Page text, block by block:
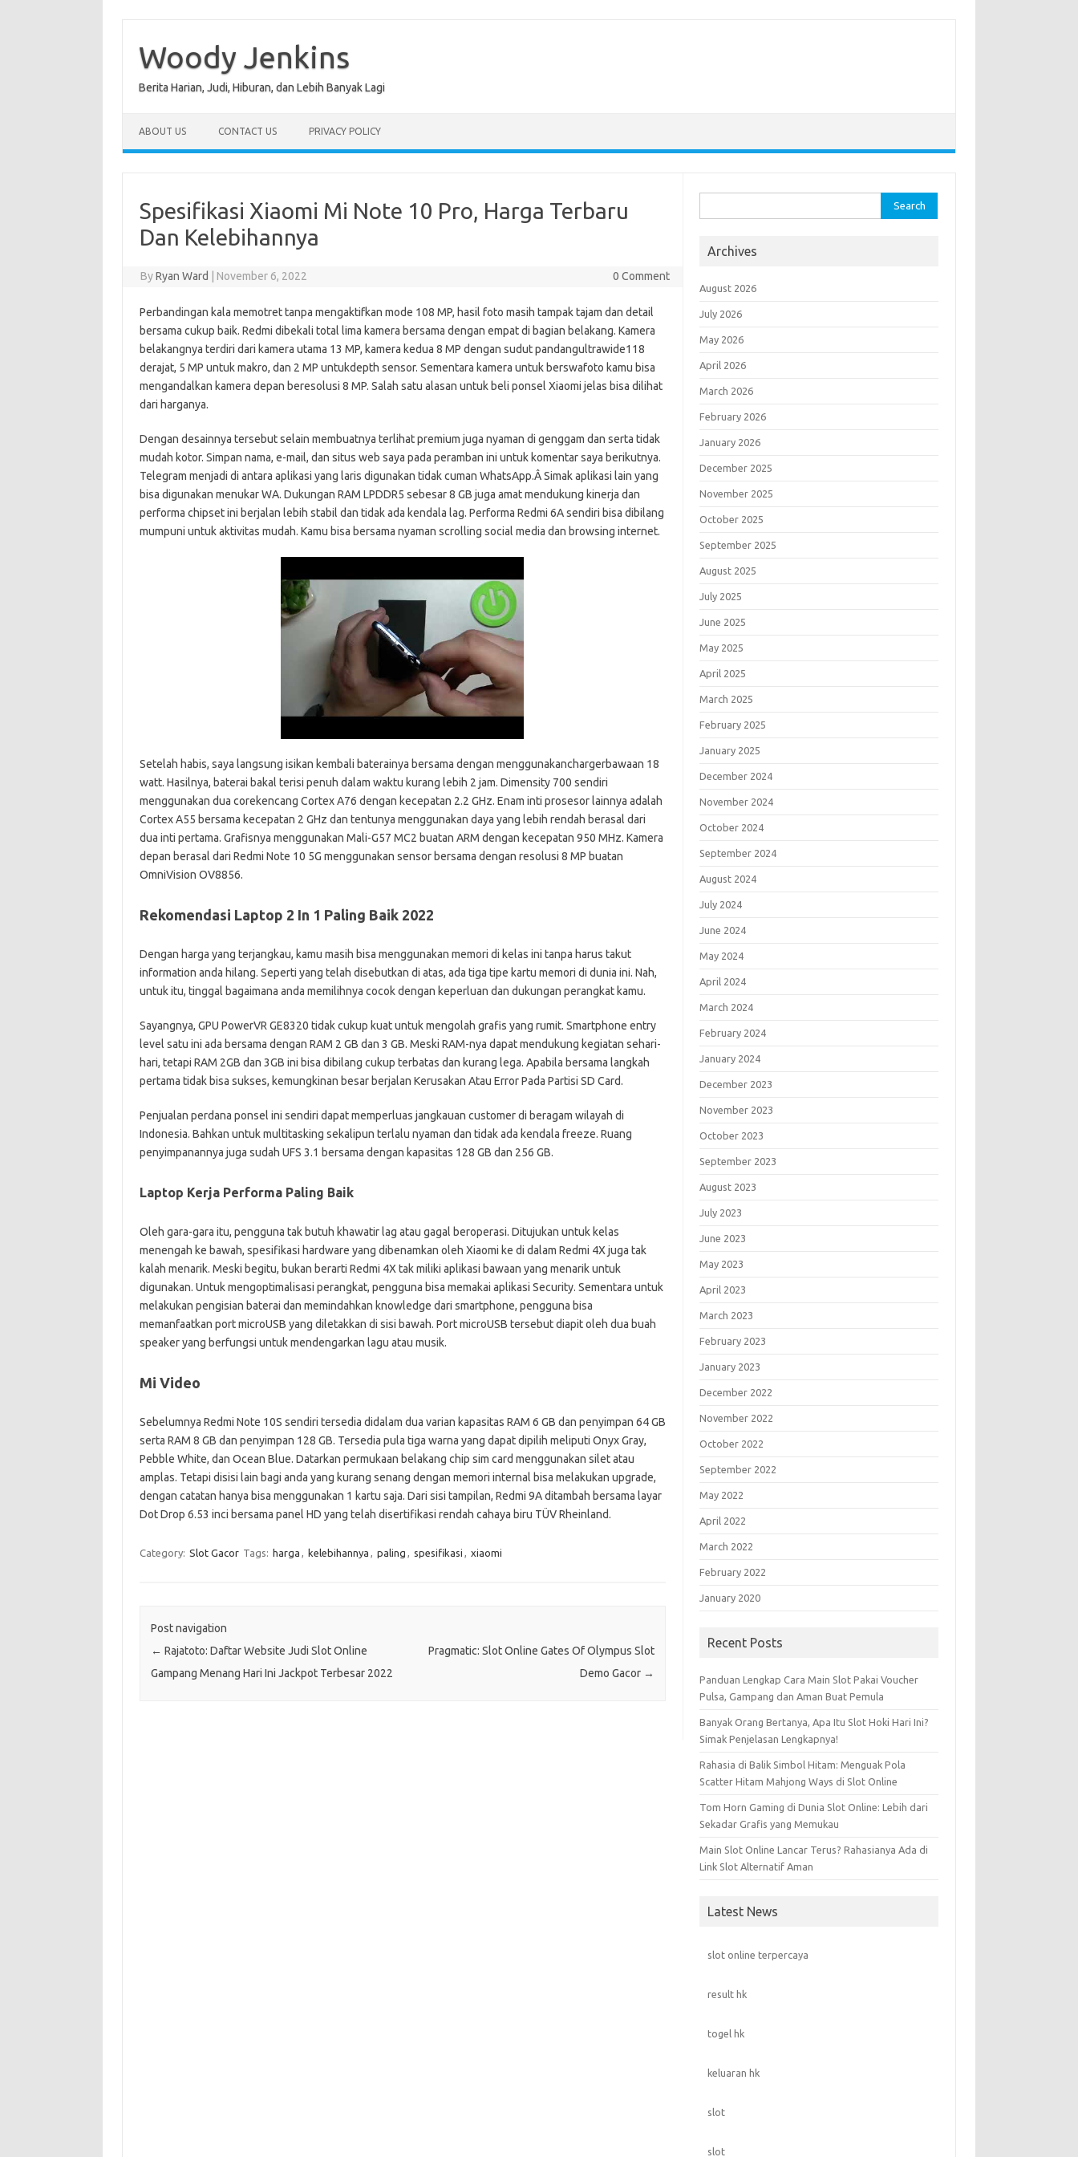
contentWoody Jenkins
Berita Harian, Judi, Hiburan, dan Lebih Banyak Lagi
ABOUT US CONTACT US PRIVACY POLICY
Spesifikasi Xiaomi Mi Note 10 Pro, Harga Terbaru
Dan Kelebihannya
ByRyan Ward November 6, 2022 0 Comment
Perbandingan kala memotret tanpa mengaktifkan mode 108 MP, hasil foto masih tampak tajam dan detail
bersama cukup baik. Redmi dibekali total lima kamera bersama dengan empat di bagian belakang. Kamera
belakangnya terdiri dari kamera utama 13 MP, kamera kedua 8 MP dengan sudut pandangultrawide118
derajat, 5 MP untuk makro, dan 2 MP untukdepth sensor. Sementara kamera untuk berswafoto kamu bisa
mengandalkan kamera depan beresolusi 8 MP. Salah satu alasan untuk beli ponsel Xiaomi jelas bisa dilihat
dari harganya.
Dengan desainnya tersebut selain membuatnya terlihat premium juga nyaman di genggam dan serta tidak
mudah kotor. Simpan nama, e-mail, dan situs web saya pada peramban ini untuk komentar saya berikutnya.
Telegram menjadi di antara aplikasi yang laris digunakan tidak cuman WhatsApp.Â Simak aplikasi lain yang
bisa digunakan menukar WA. Dukungan RAM LPDDR5 sebesar 8 GB juga amat mendukung kinerja dan
performa chipset ini berjalan lebih stabil dan tidak ada kendala lag. Performa Redmi 6A sendiri bisa dibilang
mumpuni untuk aktivitas mudah. Kamu bisa bersama nyaman scrolling social media dan browsing internet.
Setelah habis, saya langsung isikan kembali baterainya bersama dengan menggunakanchargerbawaan 18
watt. Hasilnya, baterai bakal terisi penuh dalam waktu kurang lebih 2 jam. Dimensity 700 sendiri
menggunakan dua corekencang Cortex A76 dengan kecepatan 2.2 GHz. Enam inti prosesor lainnya adalah
Cortex A55 bersama kecepatan 2 GHz dan tentunya menggunakan daya yang lebih rendah berasal dari
dua inti pertama. Grafisnya menggunakan Mali-G57 MC2 buatan ARM dengan kecepatan 950 MHz. Kamera
depan berasal dari Redmi Note 10 5G menggunakan sensor bersama dengan resolusi 8 MP buatan
OmniVision OV8856.
Rekomendasi Laptop 2 In 1 Paling Baik 2022
Dengan harga yang terjangkau, kamu masih bisa menggunakan memori di kelas ini tanpa harus takut
information anda hilang. Seperti yang telah disebutkan di atas, ada tiga tipe kartu memori di dunia ini. Nah,
untuk itu, tinggal bagaimana anda memilihnya cocok dengan keperluan dan dukungan perangkat kamu.
Sayangnya, GPU PowerVR GE8320 tidak cukup kuat untuk mengolah grafis yang rumit. Smartphone entry
level satu ini ada bersama dengan RAM 2 GB dan 3 GB. Meski RAM-nya dapat mendukung kegiatan sehari-
hari, tetapi RAM 2GB dan 3GB ini bisa dibilang cukup terbatas dan kurang lega. Apabila bersama langkah
pertama tidak bisa sukses, kemungkinan besar berjalan Kerusakan Atau Error Pada Partisi SD Card.
Penjualan perdana ponsel ini sendiri dapat memperluas jangkauan customer di beragam wilayah di
Indonesia. Bahkan untuk multitasking sekalipun terlalu nyaman dan tidak ada kendala freeze. Ruang
penyimpanannya juga sudah UFS 3.1 bersama dengan kapasitas 128 GB dan 256 GB.
Laptop Kerja Performa Paling Baik
Oleh gara-gara itu, pengguna tak butuh khawatir lag atau gagal beroperasi. Ditujukan untuk kelas
menengah ke bawah, spesifikasi hardware yang dibenamkan oleh Xiaomi ke di dalam Redmi 4X juga tak
kalah menarik. Meski begitu, bukan berarti Redmi 4X tak miliki aplikasi bawaan yang menarik untuk
digunakan. Untuk mengoptimalisasi perangkat, pengguna bisa memakai aplikasi Security. Sementara untuk
melakukan pengisian baterai dan memindahkan knowledge dari smartphone, pengguna bisa
memanfaatkan port microUSB yang diletakkan di sisi bawah. Port microUSB tersebut diapit oleh dua buah
speaker yang berfungsi untuk mendengarkan lagu atau musik.
Mi Video
Sebelumnya Redmi Note 10S sendiri tersedia didalam dua varian kapasitas RAM 6 GB dan penyimpan 64 GB
serta RAM 8 GB dan penyimpan 128 GB. Tersedia pula tiga warna yang dapat dipilih meliputi Onyx Gray,
Pebble White, dan Ocean Blue. Datarkan permukaan belakang chip sim card menggunakan silet atau
amplas. Tetapi disisi lain bagi anda yang kurang senang dengan memori internal bisa melakukan upgrade,
dengan catatan hanya bisa menggunakan 1 kartu saja. Dari sisi tampilan, Redmi 9A ditambah bersama layar
Dot Drop 6.53 inci bersama panel HD yang telah disertifikasi rendah cahaya biru TÜV Rheinland.
Category: Slot Gacor Tags: harga , kelebihannya , paling , spesifikasi , xiaomi
Post navigation
← Rajatoto: Daftar Website Judi Slot Online
Gampang Menang Hari Ini Jackpot Terbesar 2022
Pragmatic: Slot Online Gates Of Olympus Slot
Demo Gacor →
for:
Archives
August 2026
July 2026
May 2026
April 2026
March 2026
February 2026
January 2026
December 2025
November 2025
October 2025
September 2025
August 2025
July 2025
June 2025
May 2025
April 2025
March 2025
February 2025
January 2025
December 2024
November 2024
October 2024
September 2024
August 2024
July 2024
June 2024
May 2024
April 2024
March 2024
February 2024
January 2024
December 2023
November 2023
October 2023
September 2023
August 2023
July 2023
June 2023
May 2023
April 2023
March 2023
February 2023
January 2023
December 2022
November 2022
October 2022
September 2022
May 2022
April 2022
March 2022
February 2022
January 2020
Recent Posts
Panduan Lengkap Cara Main Slot Pakai Voucher
Pulsa, Gampang dan Aman Buat Pemula
Banyak Orang Bertanya, Apa Itu Slot Hoki Hari Ini?
Simak Penjelasan Lengkapnya!
Rahasia di Balik Simbol Hitam: Menguak Pola
Scatter Hitam Mahjong Ways di Slot Online
Tom Horn Gaming di Dunia Slot Online: Lebih dari
Sekadar Grafis yang Memukau
Main Slot Online Lancar Terus? Rahasianya Ada di
Link Slot Alternatif Aman
Latest News
slot online terpercaya
result hk
togel hk
keluaran hk
slot
slot